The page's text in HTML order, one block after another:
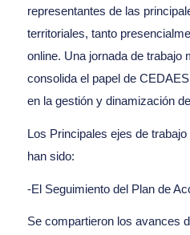
representantes de las
territoriales, tanto
online. Una jornada de trabajo
consolida el papel de
en la gestión y dinamización
Los Principales ejes de
han sido:
-El Seguimiento del Plan de
Se compartieron los avances